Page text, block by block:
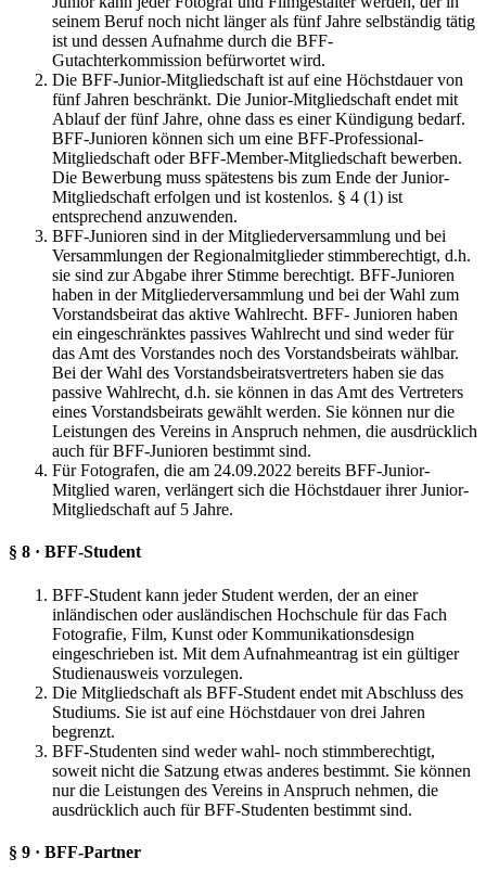
seinem Beruf noch nicht länger als fünf Jahre selbständig tätig
ist und dessen Aufnahme durch die BFF-
Gutachterkommission befürwortet wird.
Die BFF-Junior-Mitgliedschaft ist auf eine Höchstdauer von
fünf Jahren beschränkt. Die Junior-Mitgliedschaft endet mit
Ablauf der fünf Jahre, ohne dass es einer Kündigung bedarf.
BFF-Junioren können sich um eine BFF-Professional-
Mitgliedschaft oder BFF-Member-Mitgliedschaft bewerben.
Die Bewerbung muss spätestens bis zum Ende der Junior-
Mitgliedschaft erfolgen und ist kostenlos. § 4 (1) ist
entsprechend anzuwenden.
BFF-Junioren sind in der Mitgliederversammlung und bei
Versammlungen der Regionalmitglieder stimmberechtigt, d.h.
sie sind zur Abgabe ihrer Stimme berechtigt. BFF-Junioren
haben in der Mitgliederversammlung und bei der Wahl zum
Vorstandsbeirat das aktive Wahlrecht. BFF- Junioren haben
ein eingeschränktes passives Wahlrecht und sind weder für
das Amt des Vorstandes noch des Vorstandsbeirats wählbar.
Bei der Wahl des Vorstandsbeiratsvertreters haben sie das
passive Wahlrecht, d.h. sie können in das Amt des Vertreters
eines Vorstandsbeirats gewählt werden. Sie können nur die
Leistungen des Vereins in Anspruch nehmen, die ausdrücklich
auch für BFF-Junioren bestimmt sind.
Für Fotografen, die am 24.09.2022 bereits BFF-Junior-
Mitglied waren, verlängert sich die Höchstdauer ihrer Junior-
Mitgliedschaft auf 5 Jahre.
§ 8 · BFF-Student
BFF-Student kann jeder Student werden, der an einer
inländischen oder ausländischen Hochschule für das Fach
Fotografie, Film, Kunst oder Kommunikationsdesign
eingeschrieben ist. Mit dem Aufnahmeantrag ist ein gültiger
Studienausweis vorzulegen.
Die Mitgliedschaft als BFF-Student endet mit Abschluss des
Studiums. Sie ist auf eine Höchstdauer von drei Jahren
begrenzt.
BFF-Studenten sind weder wahl- noch stimmberechtigt,
soweit nicht die Satzung etwas anderes bestimmt. Sie können
nur die Leistungen des Vereins in Anspruch nehmen, die
ausdrücklich auch für BFF-Studenten bestimmt sind.
§ 9 · BFF-Partner